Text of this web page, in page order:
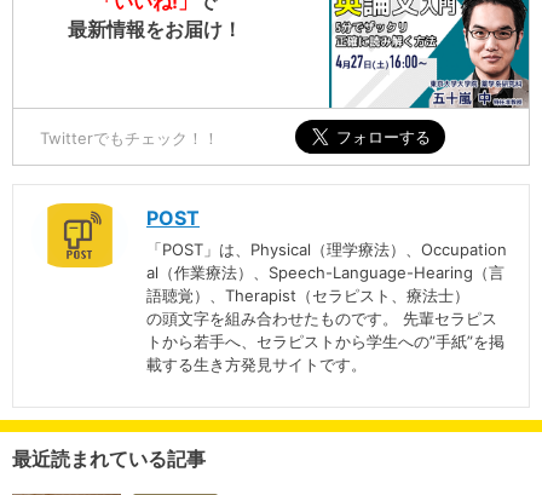
最新情報をお届け！
Twitterでもチェック！！
POST
「POST」は、Physical（理学療法）、Occupation
al（作業療法）、Speech-Language-Hearing（言
語聴覚）、Therapist（セラピスト、療法士）
の頭文字を組み合わせたものです。 先輩セラピス
トから若手へ、セラピストから学生への”手紙”を掲
載する生き方発見サイトです。
最近読まれている記事